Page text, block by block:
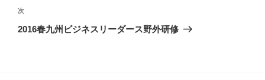
ビ
ゲ
稿
次
の
次
2016春九州ビジネスリーダース野外研修